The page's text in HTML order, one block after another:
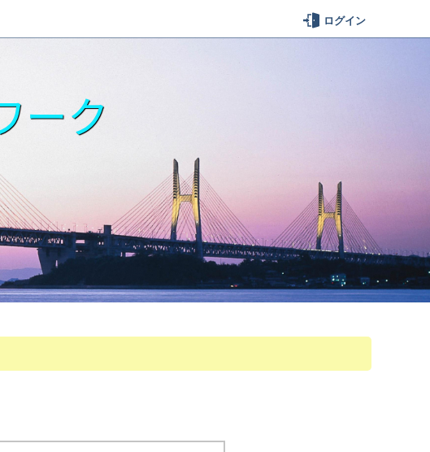
ーク
ログイン